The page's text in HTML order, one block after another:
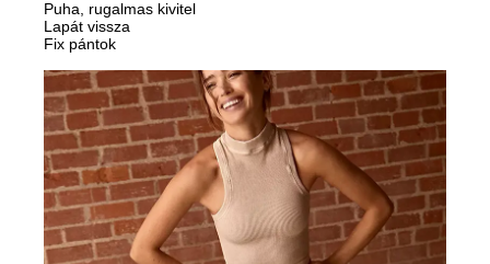
Puha, rugalmas kivitel
Lapát vissza
Fix pántok